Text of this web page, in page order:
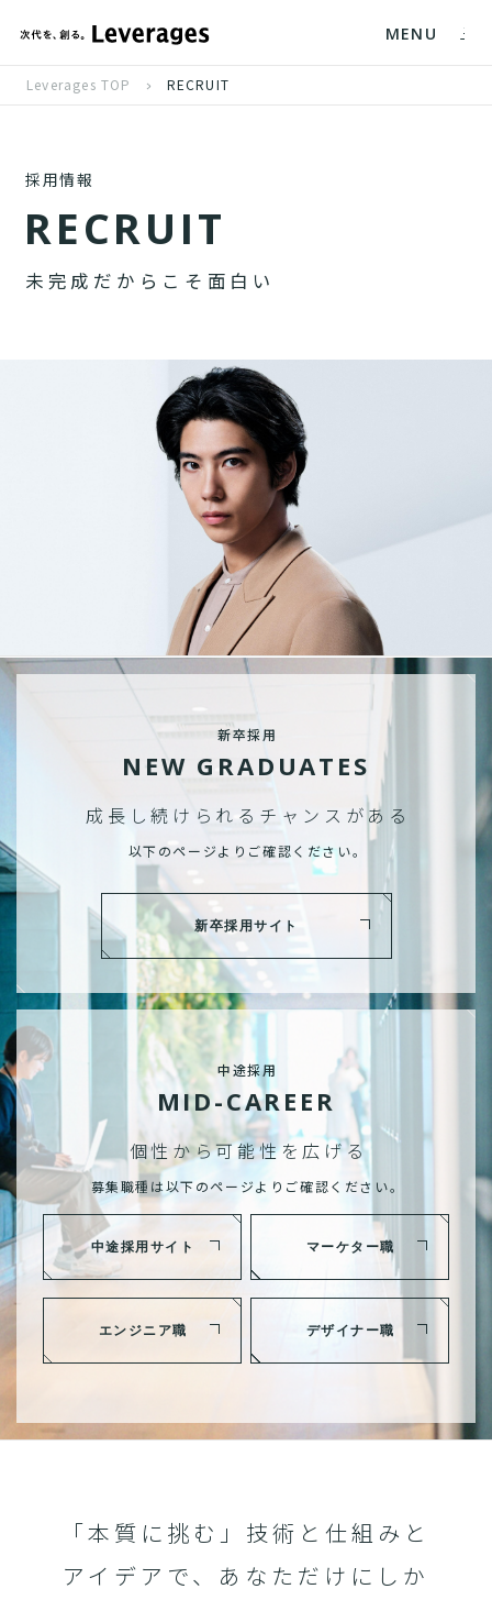
MENU
Leverages TOP RECRUIT
採用情報
RECRUIT
未 完 成 だ か ら こ そ 面 白 い
新卒採用
NEW GRADUATES
成長し続けられる チャンスがある
以下のページよりご確認ください。
新卒採用サイト
中途採用
MID-CAREER
個性から可能性を広げる
募集職種は以下のページよりご確認ください。
中途採用サイト マーケター職
エンジニア職 デザイナー職
「本質に挑む」技術と仕組みと
アイデアで、あなただけにしか